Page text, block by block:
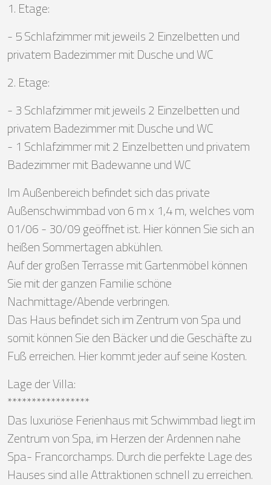
1. Etage:
- 5 Schlafzimmer mit jeweils 2 Einzelbetten und
privatem Badezimmer mit Dusche und WC
2. Etage:
- 3 Schlafzimmer mit jeweils 2 Einzelbetten und
privatem Badezimmer mit Dusche und WC
- 1 Schlafzimmer mit 2 Einzelbetten und privatem
Badezimmer mit Badewanne und WC
Im Außenbereich befindet sich das private
Außenschwimmbad von 6 m x 1,4 m, welches vom
01/06 - 30/09 geöffnet ist. Hier können Sie sich an
heißen Sommertagen abkühlen.
Auf der großen Terrasse mit Gartenmöbel können
Sie mit der ganzen Familie schöne
Nachmittage/Abende verbringen.
Das Haus befindet sich im Zentrum von Spa und
somit können Sie den Bäcker und die Geschäfte zu
Fuß erreichen. Hier kommt jeder auf seine Kosten.
Lage der Villa:
*****************
Das luxuriöse Ferienhaus mit Schwimmbad liegt im
Zentrum von Spa, im Herzen der Ardennen nahe
Spa- Francorchamps. Durch die perfekte Lage des
Hauses sind alle Attraktionen schnell zu erreichen.